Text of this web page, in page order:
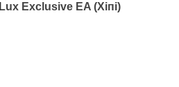
Lux Exclusive EA (Хіпі)